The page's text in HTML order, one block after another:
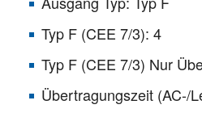
Typ F (CEE 7/3): 4
Typ F (CEE 7/3) Nur
Übertragungszeit (AC-/